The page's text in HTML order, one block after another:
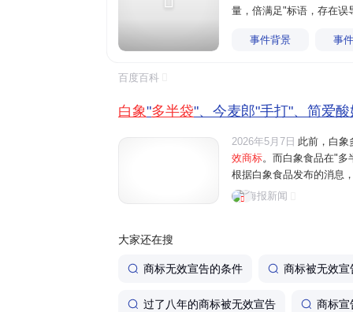
量，倍满足"标语，存在误
事件背景 事
百度百科
白象"多半袋"、今麦郎"手打"、简爱
2026年5月7日 此前，白象
效商标。而白象食品在"多
根据白象食品发布的消息
一半"系列产品更名为"面
海报新闻
大家还在搜
商标无效宣告的条件 商标被无效宣
过了八年的商标被无效宣告 商标宣